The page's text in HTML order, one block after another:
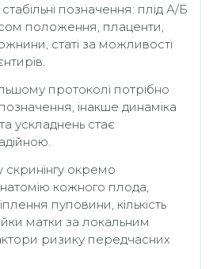
позначення: плід А/Б
положення, плаценти,
статі за можливості
протоколі потрібно
позначення, інакше динаміка
ускладнень стає
скринінгу окремо
кожного плода,
пуповини, кількість
матки за локальним
ризику передчасних